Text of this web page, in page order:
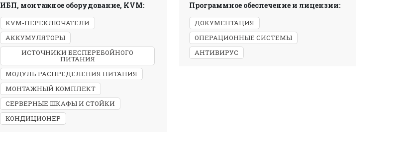
ИБП, монтажное оборудование, KVM:
KVM-ПЕРЕКЛЮЧАТЕЛИ
АККУМУЛЯТОРЫ
ИСТОЧНИКИ БЕСПЕРЕБОЙНОГО
ПИТАНИЯ
МОДУЛЬ РАСПРЕДЕЛЕНИЯ ПИТАНИЯ
МОНТАЖНЫЙ КОМПЛЕКТ
СЕРВЕРНЫЕ ШКАФЫ И СТОЙКИ
КОНДИЦИОНЕР
Программное обеспечение и лицензии:
ДОКУМЕНТАЦИЯ
ОПЕРАЦИОННЫЕ СИСТЕМЫ
АНТИВИРУС